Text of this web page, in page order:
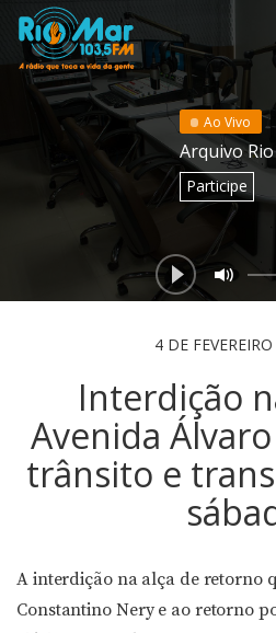
Ao Vivo
Arquivo
Participe
4 DE
Interdição
Avenida
trânsito e
A interdição na alça de retorno
Constantino Nery e ao retorno